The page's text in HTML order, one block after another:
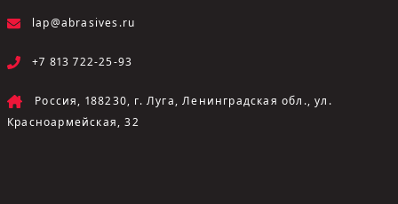
lap@abrasives.ru
+7 813 722-25-93
Россия, 188230, г. Луга, Ленинградская обл., ул.
Красноармейская, 32